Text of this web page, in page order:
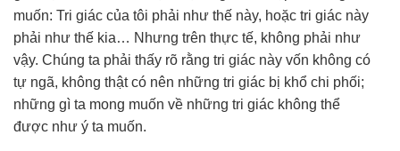
muốn: Tri giác của tôi phải như thế này, hoặc tri giác này
phải như thế kia… Nhưng trên thực tế, không phải như
vậy. Chúng ta phải thấy rõ rằng tri giác này vốn không có
tự ngã, không thật có nên những tri giác bị khổ chi phối;
những gì ta mong muốn về những tri giác không thể
được như ý ta muốn.